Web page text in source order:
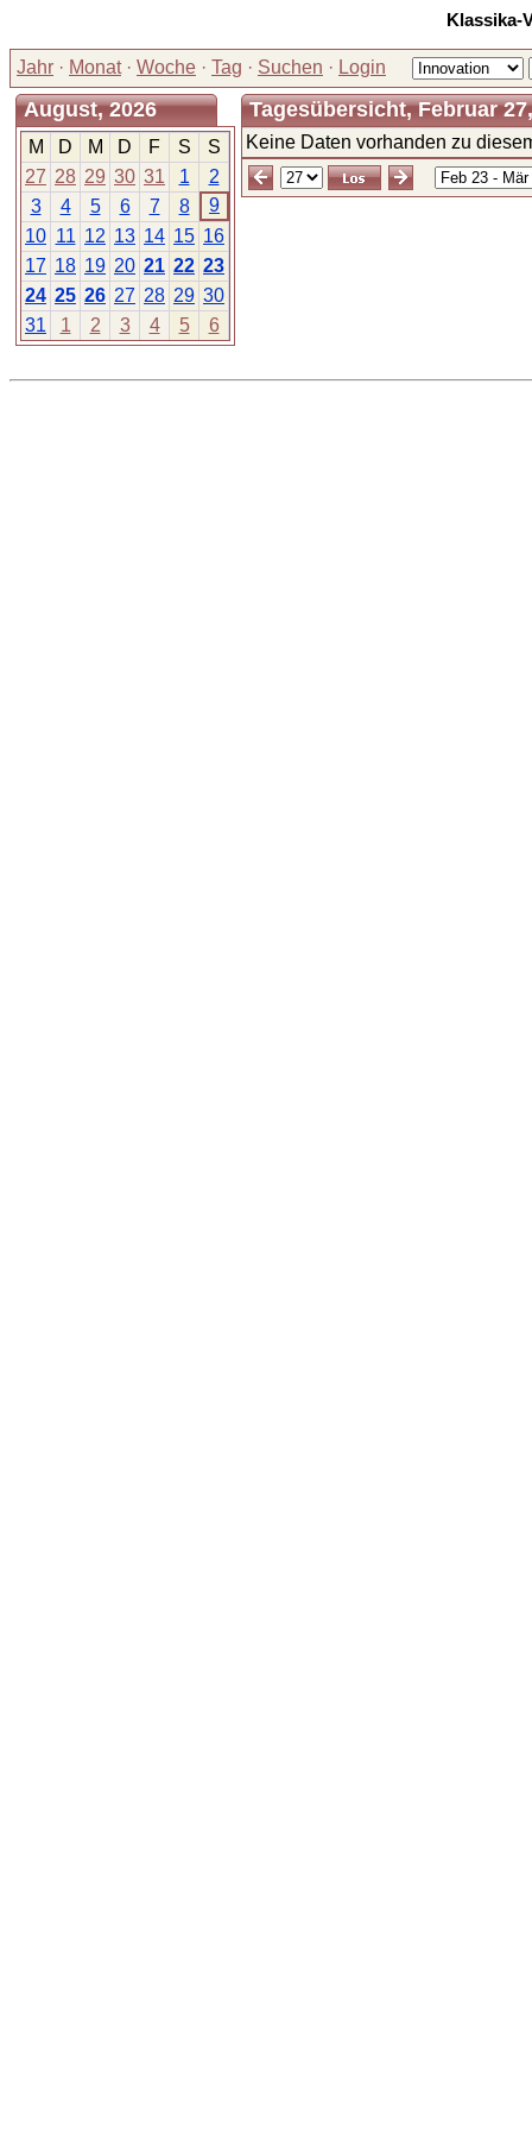
Klassika-
Jahr · Monat· Woche · Tag · Suchen · Login
August, 2026
M D M D F S
S
27 28 29 30 31 1
2
3
4 5 6 7 8
9
10 11 12 13 14 15 16
17 18 19 20 21 22 23
24 25 26 27 28 29 30
31
1 2 3 4 5 6
Tagesübersicht, Februar
Keine Daten vorhanden zu